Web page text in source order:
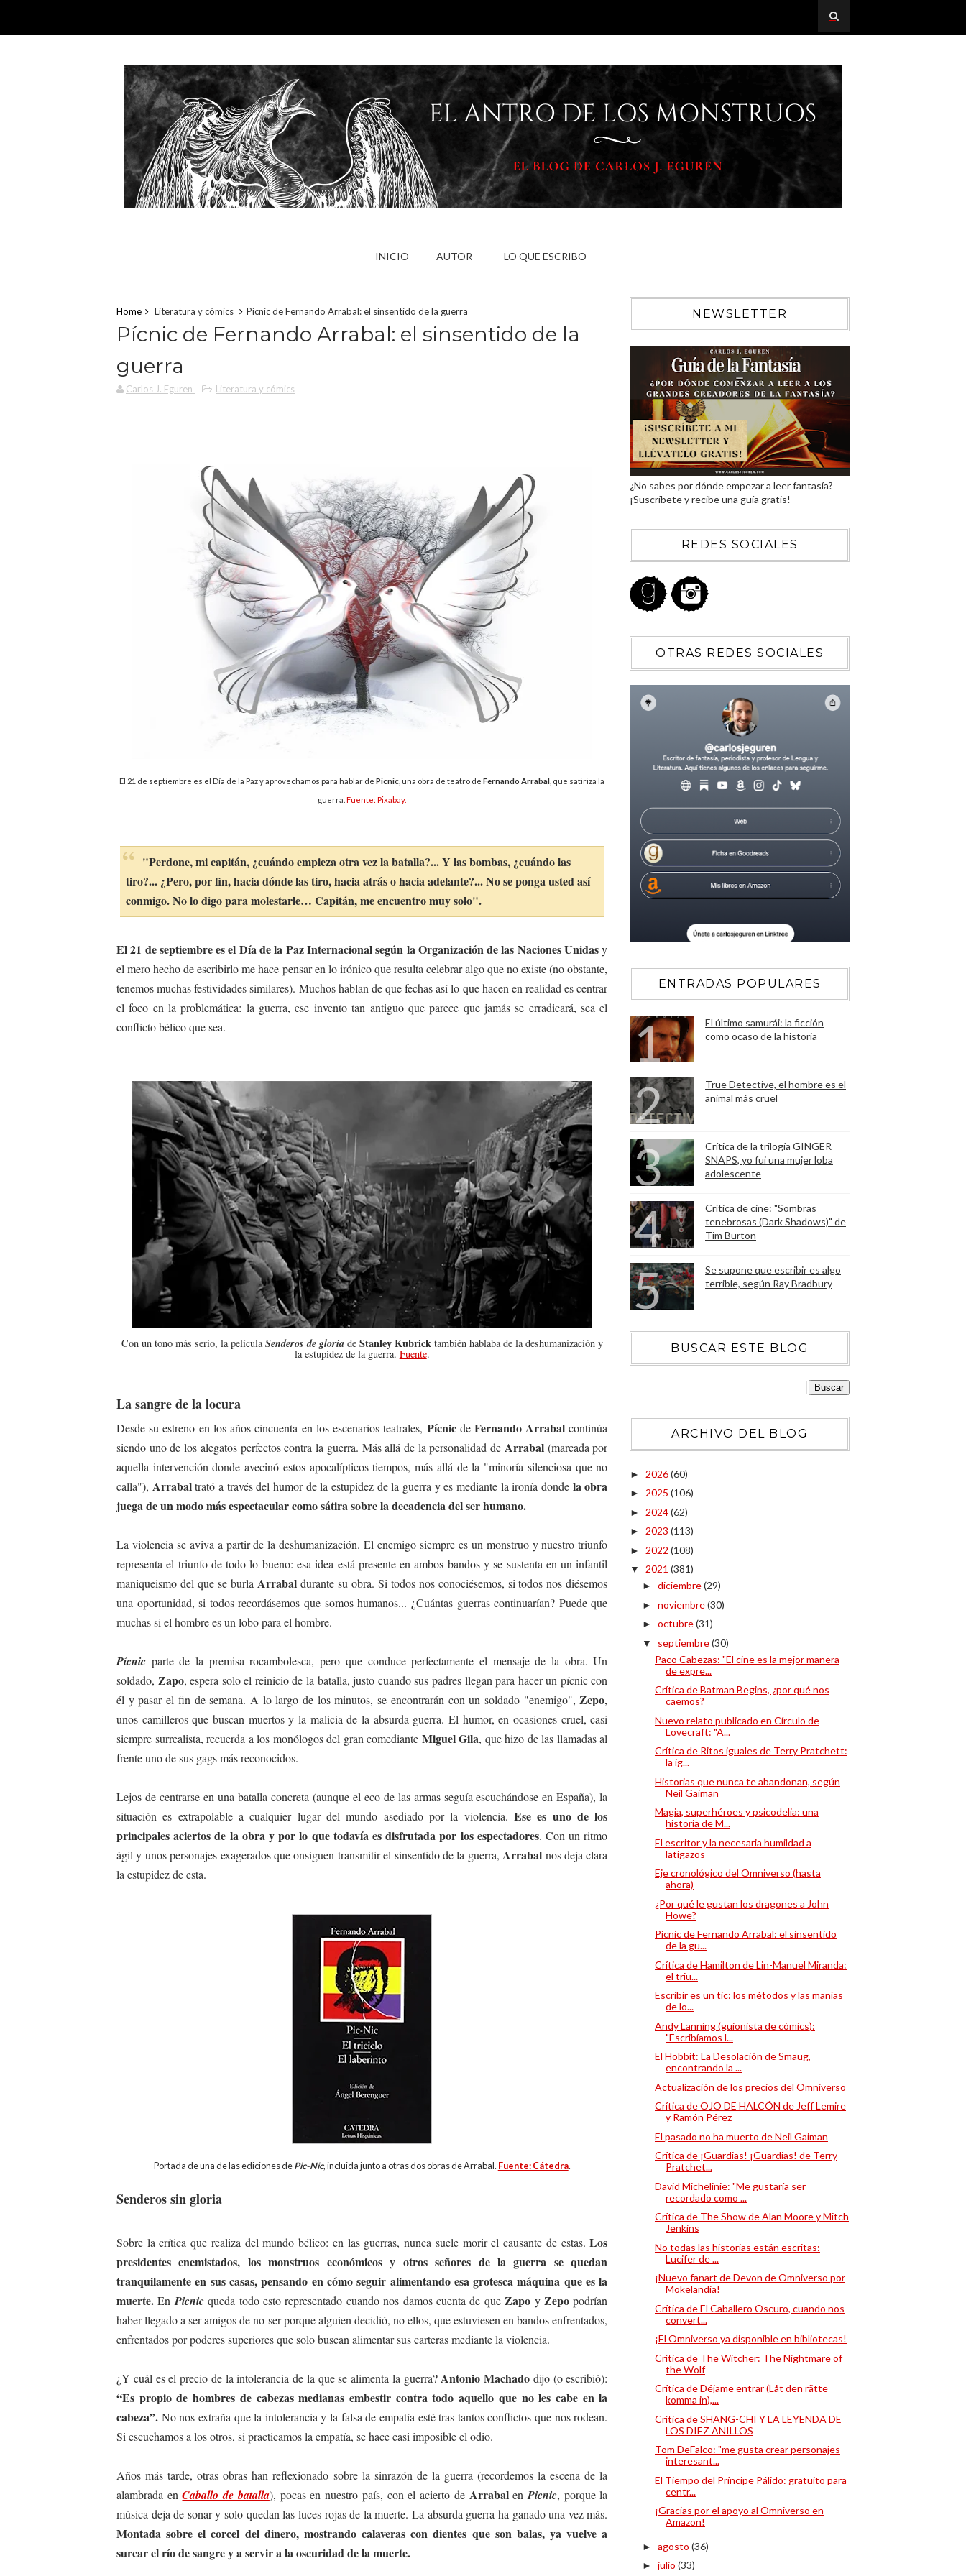
INICIO AUTOR LO QUE ESCRIBO
Home Literatura y cómics Pícnic de Fernando Arrabal: el sinsentido de la guerra
Pícnic de Fernando Arrabal: el sinsentido de la
guerra
Carlos J. Eguren Literatura y cómics
El 21 de septiembre es el Día de la Paz y aprovechamos para hablar dePicnic , una obra de teatro deFernando Arrabal , que satiriza la
guerra.Fuente: Pixabay.
"Perdone, mi capitán, ¿cuándo empieza otra vez la batalla?... Y las bombas, ¿cuándo las
tiro?... ¿Pero, por fin, hacia dónde las tiro, hacia atrás o hacia adelante?... No se ponga usted así
conmigo. No lo digo para molestarle… Capitán, me encuentro muy solo".
El 21 de septiembre es el Día de la Paz Internacional según la Organización de las Naciones Unidasy
el mero hecho de escribirlo me hace pensar en lo irónico que resulta celebrar algo que no existe (no obstante,
tenemos muchas festividades similares). Muchos hablan de que fechas así lo que hacen en realidad es centrar
el foco en la problemática: la guerra, ese invento tan antiguo que parece que jamás se erradicará, sea el
conflicto bélico que sea.
Con un tono más serio, la películaSenderos de gloriadeStanley Kubricktambién hablaba de la deshumanización y
la estupidez de la guerra. Fuente.
La sangre de la locura
Desde su estreno en los años cincuenta en los escenarios teatrales, Pícnic de Fernando Arrabal continúa
siendo uno de los alegatos perfectos contra la guerra. Más allá de la personalidad de Arrabal (marcada por
aquella intervención donde avecinó estos apocalípticos tiempos, más allá de la "minoría silenciosa que no
calla"), Arrabaltrató a través del humor de la estupidez de la guerra y es mediante la ironía donde la obra
juega de un modo más espectacular como sátira sobre la decadencia del ser humano.
La violencia se aviva a partir de la deshumanización. El enemigo siempre es un monstruo y nuestro triunfo
representa el triunfo de todo lo bueno: esa idea está presente en ambos bandos y se sustenta en un infantil
maniqueismo del que se burla Arrabal durante su obra. Si todos nos conociésemos, si todos nos diésemos
una oportunidad, si todos recordásemos que somos humanos... ¿Cuántas guerras continuarían? Puede que
muchas si el hombre es un lobo para el hombre.
Pícnic parte de la premisa rocambolesca, pero que conduce perfectamente el mensaje de la obra. Un
soldado, Zapo, espera solo el reinicio de la batalla, justo cuando sus padres llegan para hacer un pícnic con
él y pasar el fin de semana. A lo largo de los minutos, se encontrarán con un soldado "enemigo", Zepo,
unos camilleros que buscan muertos y la malicia de la absurda guerra. El humor, en ocasiones cruel, casi
siempre surrealista, recuerda a los monólogos del gran comediante Miguel Gila, que hizo de las llamadas al
frente uno de sus gags más reconocidos.
Lejos de centrarse en una batalla concreta (aunque el eco de las armas seguía escuchándose en España), la
situación es extrapolable a cualquier lugar del mundo asediado por la violencia.Ese es uno de los
principales aciertos de la obra y por lo que todavía es disfrutada por los espectadores. Con un ritmo
ágil y unos personajes exagerados que onsiguen transmitir el sinsentido de la guerra, Arrabal nos deja clara
la estupidez de esta.
Portada de una de las ediciones dePic-Nic, incluida junto a otras dos obras de Arrabal. Fuente: Cátedra.
Senderos sin gloria
Sobre la crítica que realiza del mundo bélico: en las guerras, nunca suele morir el causante de estas.Los
presidentes enemistados, los monstruos económicos y otros señores de la guerra se quedan
tranquilamente en sus casas, pensando en cómo seguir alimentando esa grotesca máquina que es la
muerte.En Picnicqueda todo esto representado cuando nos damos cuenta de que Zapo y Zepo podrían
haber llegado a ser amigos de no ser porque alguien decidió, no ellos, que estuviesen en bandos enfrentados,
enfrentados por poderes superiores que solo buscan alimentar sus carteras mediante la violencia.
¿Y cuál es el precio de la intolerancia de la que se alimenta la guerra? Antonio Machado dijo (o escribió):
“Es propio de hombres de cabezas medianas embestir contra todo aquello que no les cabe en la
cabeza”. No nos extraña que la intolerancia y la falsa de empatía esté tras tantos conflictos que nos rodean.
Si escuchamos a los otros, si practicamos la empatía, se hace casi imposible el odio.
Años más tarde, otras obras han reflexionado sobre la sinrazón de la guerra (recordemos la escena de la
alambrada enCaballo de batalla), pocas en nuestro país, con el acierto de Arrabalen Picnic, porque la
música deja de sonar y solo quedan las luces rojas de la muerte. La absurda guerra ha ganado una vez más.
Montada sobre el corcel del dinero, mostrando calaveras con dientes que son balas, ya vuelve a
surcar el río de sangre y a servir a la oscuridad de la muerte.
NEWSLETTER
¿No sabes por dónde empezar a leer fantasía?
¡Suscríbete y recibe una guía gratis!
REDES SOCIALES
OTRAS REDES SOCIALES
ENTRADAS POPULARES
El último samurái: la ficción
como ocaso de la historia
True Detective, el hombre es el
animal más cruel
Crítica de la trilogía GINGER
SNAPS, yo fui una mujer loba
adolescente
Crítica de cine: "Sombras
tenebrosas (Dark Shadows)" de
Tim Burton
Se supone que escribir es algo
terrible, según Ray Bradbury
BUSCAR ESTE BLOG
ARCHIVO DEL BLOG
► 2026(60)
► 2025 (106)
► 2024(62)
► 2023 (113)
► 2022 (108)
▼ 2021 (381)
► diciembre(29)
► noviembre(30)
► octubre(31)
▼ septiembre(30)
Paco Cabezas: "El cine es la mejor manera
de expre...
Crítica de Batman Begins, ¿por qué nos
caemos?
Nuevo relato publicado en Círculo de
Lovecraft: "A...
Crítica de Ritos iguales de Terry Pratchett:
la ig...
Historias que nunca te abandonan, según
Neil Gaiman
Magia, superhéroes y psicodelia: una
historia de M...
El escritor y la necesaria humildad a
latigazos
Eje cronológico del Omniverso (hasta
ahora)
¿Por qué le gustan los dragones a John
Howe?
Pícnic de Fernando Arrabal: el sinsentido
de la gu...
Crítica de Hamilton de Lin-Manuel Miranda:
el triu...
Escribir es un tic: los métodos y las manías
de lo...
Andy Lanning (guionista de cómics):
"Escribíamos l...
El Hobbit: La Desolación de Smaug,
encontrando la ...
Actualización de los precios del Omniverso
Crítica de OJO DE HALCÓN de Jeff Lemire
y Ramón Pérez
El pasado no ha muerto de Neil Gaiman
Crítica de ¡Guardias! ¡Guardias! de Terry
Pratchet...
David Michelinie: "Me gustaría ser
recordado como ...
Crítica de The Show de Alan Moore y Mitch
Jenkins
No todas las historias están escritas:
Lucifer de ...
¡Nuevo fanart de Devon de Omniverso por
Mokelandia!
Crítica de El Caballero Oscuro, cuando nos
convert...
¡El Omniverso ya disponible en bibliotecas!
Crítica de The Witcher: The Nightmare of
the Wolf
Crítica de Déjame entrar (Låt den rätte
komma in),...
Crítica de SHANG-CHI Y LA LEYENDA DE
LOS DIEZ ANILLOS
Tom DeFalco: "me gusta crear personajes
interesant...
El Tiempo del Príncipe Pálido: gratuito para
centr...
¡Gracias por el apoyo al Omniverso en
Amazon!
► agosto (36)
► julio (33)